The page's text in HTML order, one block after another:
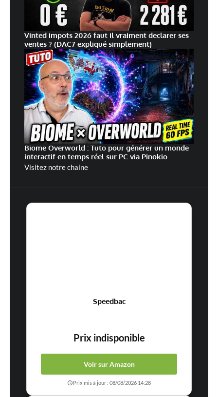
Vinted impots 2026 faut il vraiment declarer ses
ventes ? (DAC7 expliqué simplement)
Biome Overworld : Tuto pour générer un monde
interactif en temps réel sur PC via Pinokio
Visitez notre chaine
Speedbac
Prix indisponible
Voir sur Amazon
Prix mis à jour : 08/08/2026 14:28